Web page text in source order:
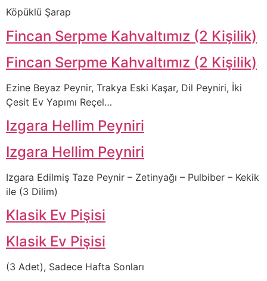
Köpüklü Şarap
Fincan Serpme Kahvaltımız (2 Kişilik)
Fincan Serpme Kahvaltımız (2 Kişilik)
Ezine Beyaz Peynir, Trakya Eski Kaşar, Dil Peyniri, İki
Çesit Ev Yapımı Reçel…
Izgara Hellim Peyniri
Izgara Hellim Peyniri
Izgara Edilmiş Taze Peynir – Zetinyağı – Pulbiber – Kekik
ile (3 Dilim)
Klasik Ev Pişisi
Klasik Ev Pişisi
(3 Adet), Sadece Hafta Sonları